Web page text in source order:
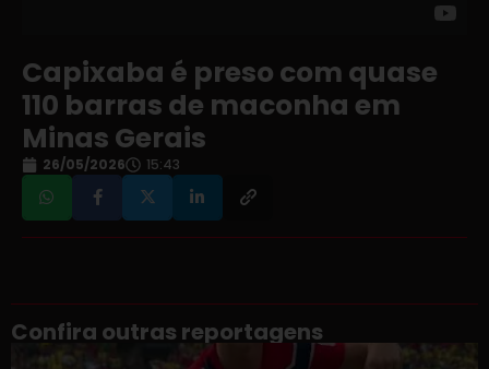
Capixaba é preso com quase
110 barras de maconha em
Minas Gerais
26/05/2026 15:43
Confira outras reportagens